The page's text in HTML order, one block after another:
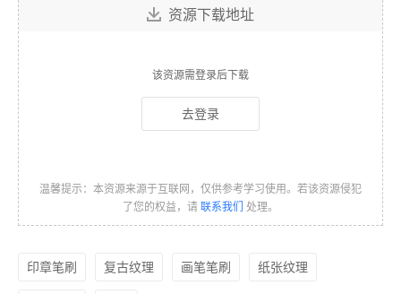
资源下载地址
该资源需登录后下载
去登录
温馨提示：本资源来源于互联网，仅供参考学习使用。若该资源侵犯
了您的权益，请 联系我们 处理。
印章笔刷 复古纹理 画笔笔刷 纸张纹理